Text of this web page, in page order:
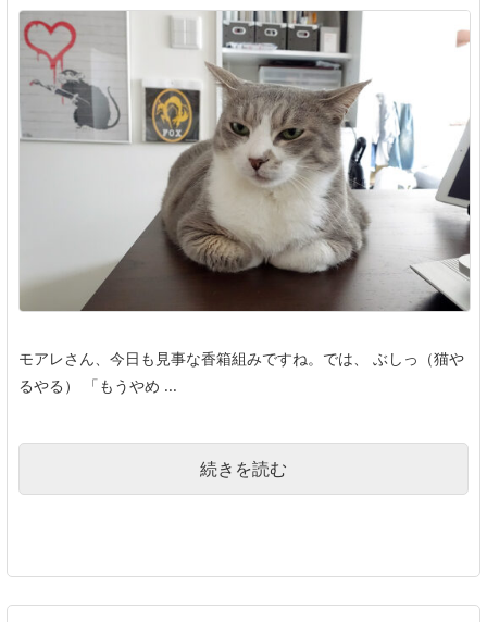
モアレさん、今日も見事な香箱組みですね。では、 ぶしっ（猫や
るやる） 「もうやめ ...
続きを読む